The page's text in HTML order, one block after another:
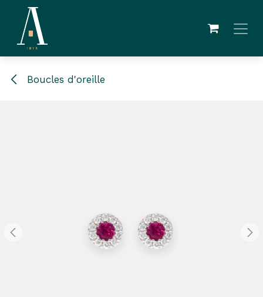
Se rendre au contenu
Boucles d'oreille